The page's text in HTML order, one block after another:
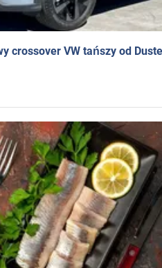
crossover VW tańszy od